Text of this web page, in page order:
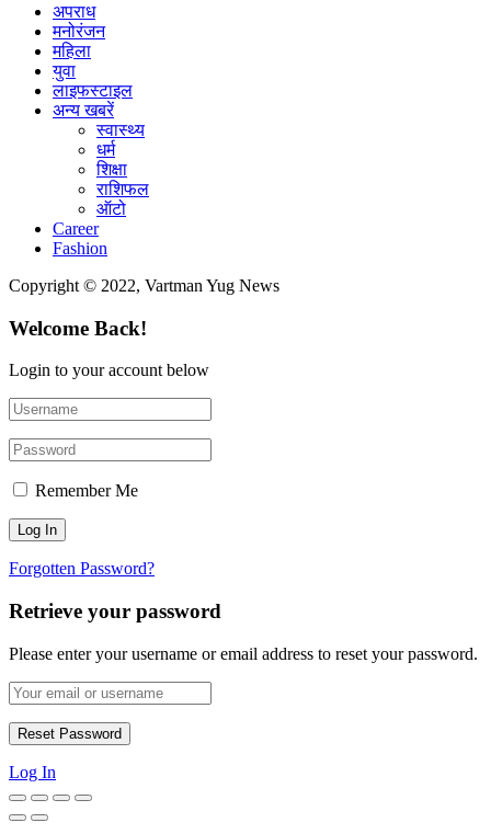
अपराध
मनोरंजन
महिला
युवा
लाइफस्टाइल
अन्य खबरें
स्वास्थ्य
धर्म
शिक्षा
राशिफल
ऑटो
Career
Fashion
Copyright © 2022, Vartman Yug News
Welcome Back!
Login to your account below
Remember Me
Forgotten Password?
Retrieve your password
Please enter your username or email address to reset your password.
Log In